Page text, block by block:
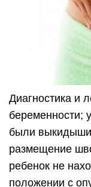
Диагностика и
беременности;
были
размещение
ребенок не
положении с